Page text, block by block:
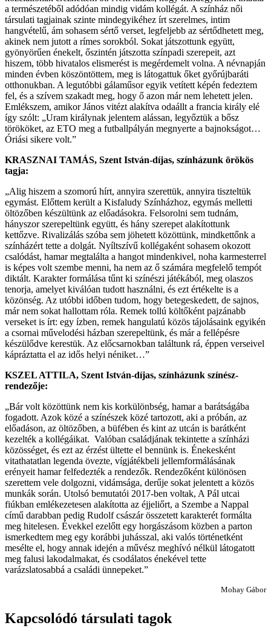
a természetéből adódóan mindig vidám kollégát. A színház női
társulati tagjainak szinte mindegyikéhez írt szerelmes, intim
hangvételű, ám sohasem sértő verset, legfeljebb az sértődhetett meg,
akinek nem jutott a rímes sorokból. Sokat játszottunk együtt,
gyönyörűen énekelt, őszintén játszotta színpadi szerepeit, azt
hiszem, több hivatalos elismerést is megérdemelt volna. A névnapján
minden évben köszöntöttem, meg is látogattuk őket győrújbaráti
otthonukban. A legutóbbi gálaműsor egyik vetített képén fedeztem
fel, és a szívem szakadt meg, hogy ő azon már nem lehetett jelen.
Emlékszem, amikor János vitézt alakítva odaállt a francia király elé
így szólt: „Uram királynak jelentem alássan, legyőztük a bősz
törököket, az ETO meg a futballpályán megnyerte a bajnokságot…
Óriási sikere volt.”
KRASZNAI TAMÁS, Szent István-díjas, színházunk örökös
tagja:
„Alig hiszem a szomorú hírt, annyira szerettük, annyira tiszteltük
egymást. Előttem került a Kisfaludy Színházhoz, egymás melletti
öltözőben készültünk az előadásokra. Felsorolni sem tudnám,
hányszor szerepeltünk együtt, és hány szerepet alakítottunk
kettőzve. Rivalizálás szóba sem jöhetett közöttünk, mindkettőnk a
színházért tette a dolgát. Nyíltszívű kollégaként sohasem okozott
csalódást, hamar megtalálta a hangot mindenkivel, noha karmesterrel
is képes volt szembe menni, ha nem az ő számára megfelelő tempót
diktált. Karakter formálása tűnt ki színészi játékából, meg olaszos
tenorja, amelyet kiválóan tudott használni, és ezt értékelte is a
közönség. Az utóbbi időben tudom, hogy betegeskedett, de sajnos,
már nem sokat hallottam róla. Remek tollú költőként pajzánabb
verseket is írt: egy ízben, remek hangulatú közös tájolásaink egyikén
a csornai művelodési házban szerepeltünk, és már a fellépésre
készülődve kerestük. Az előcsarnokban találtunk rá, éppen verseivel
kápráztatta el az idős helyi néniket…”
KSZEL ATTILA, Szent István-díjas, színházunk színész-
rendezője:
„Bár volt közöttünk nem kis korkülönbség, hamar a barátságába
fogadott. Azok közé a színészek közé tartozott, aki a próbán, az
előadáson, az öltözőben, a büfében és kint az utcán is barátként
kezelték a kollégáikat. Valóban családjának tekintette a színházi
közösséget, és ezt az érzést ültette el bennünk is. Énekesként
vitathatatlan legenda övezte, vígjátékbeli jellemformálásának
erényeit hamar felfedezték a rendezők. Rendezőként különösen
szerettem vele dolgozni, vidámsága, derűje sokat jelentett a közös
munkák során. Utolsó bemutatói 2017-ben voltak, A Pál utcai
fiúkban emlékezetesen alakította az éjjeliőrt, a Szembe a Nappal
című darabban pedig Rudolf császár összetett karakterét formálta
meg hitelesen. Évekkel ezelőtt egy horgászásom közben a parton
ismerkedtem meg egy korábbi juhásszal, aki valós történetként
mesélte el, hogy annak idején a művész meghívó nélkül látogatott
meg falusi lakodalmakat, és csodálatos énekével tette
varázslatosabbá a családi ünnepeket.”
Mohay Gábor
Kapcsolódó társulati tagok